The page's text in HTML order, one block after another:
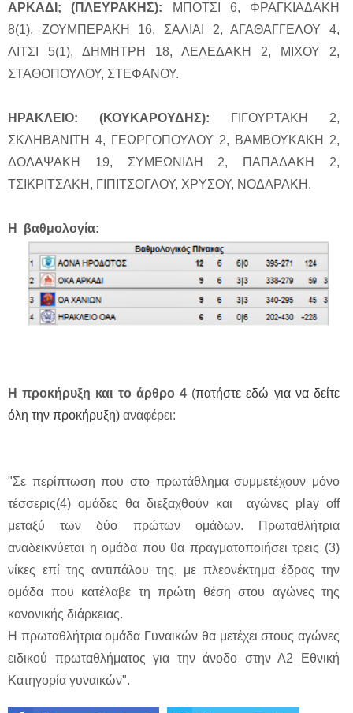
ΑΡΚΑΔΙ; (ΠΛΕΥΡΑΚΗΣ):
ΜΠΟΤΣΙ 6, ΦΡΑΓΚΙΑΔΑΚΗ
8(1), ΖΟΥΜΠΕΡΑΚΗ 16, ΣΑΛΙΑΙ 2, ΑΓΑΘΑΓΓΕΛΟΥ 4,
ΛΙΤΣΙ 5(1), ΔΗΜΗΤΡΗ 18, ΛΕΛΕΔΑΚΗ 2, ΜΙΧΟΥ 2,
ΣΤΑΘΟΠΟΥΛΟΥ, ΣΤΕΦΑΝΟΥ.
ΗΡΑΚΛΕΙΟ: (ΚΟΥΚΑΡΟΥΔΗΣ):
ΓΙΓΟΥΡΤΑΚΗ 2,
ΣΚΛΗΒΑΝΙΤΗ 4, ΓΕΩΡΓΟΠΟΥΛΟΥ 2, ΒΑΜΒΟΥΚΑΚΗ 2,
ΔΟΛΑΨΑΚΗ 19, ΣΥΜΕΩΝΙΔΗ 2, ΠΑΠΑΔΑΚΗ 2,
ΤΣΙΚΡΙΤΣΑΚΗ, ΓΙΠΙΤΣΟΓΛΟΥ, ΧΡΥΣΟΥ, ΝΟΔΑΡΑΚΗ.
Η βαθμολογία:
Η προκήρυξη και το άρθρο 4 (πατήστε εδώ για να δείτε
όλη την προκήρυξη) αναφέρει:
"Σε περίπτωση που στο πρωτάθλημα συμμετέχουν μόνο
τέσσερις(4) ομάδες θα διεξαχθούν και αγώνες play off
μεταξύ των δύο πρώτων ομάδων. Πρωταθλήτρια
αναδεικνύεται η ομάδα που θα πραγματοποιήσει τρεις (3)
νίκες επί της αντιπάλου της, με πλεονέκτημα έδρας την
ομάδα που κατέλαβε τη πρώτη θέση στου αγώνες της
κανονικής διάρκειας.
Η πρωταθλήτρια ομάδα Γυναικών θα μετέχει στους αγώνες
ειδικού πρωταθλήματος για την άνοδο στην Α2 Εθνική
Κατηγορία γυναικών".